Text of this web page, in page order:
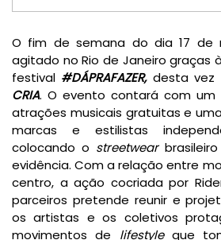
O fim de semana do dia 17 de
agitado no Rio de Janeiro graças
festival #DÁPRAFAZER, desta
CRIA. O evento contará com um
atrações musicais gratuitas e
marcas e estilistas
colocando o streetwear
evidência. Com a relação entre
centro, a ação cocriada por
parceiros pretende reunir e
os artistas e os coletivos
movimentos de lifestyleque